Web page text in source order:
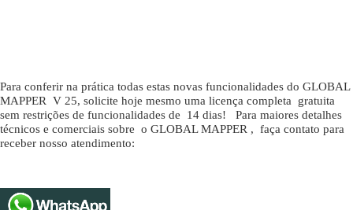
Para conferir na prática todas estas novas funcionalidades do GLOBAL
MAPPER V 25, solicite hoje mesmo uma licença completa gratuita
sem restrições de funcionalidades de 14 dias! Para maiores detalhes
técnicos e comerciais sobre o GLOBAL MAPPER , faça contato para
receber nosso atendimento: